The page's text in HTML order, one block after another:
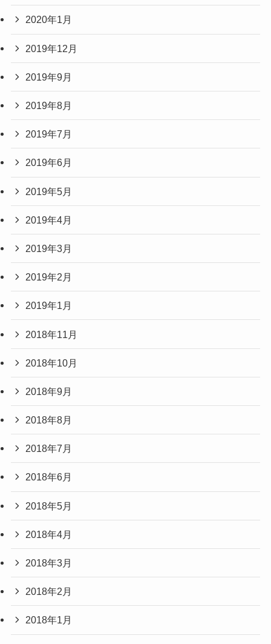
2020年1月
2019年12月
2019年9月
2019年8月
2019年7月
2019年6月
2019年5月
2019年4月
2019年3月
2019年2月
2019年1月
2018年11月
2018年10月
2018年9月
2018年8月
2018年7月
2018年6月
2018年5月
2018年4月
2018年3月
2018年2月
2018年1月